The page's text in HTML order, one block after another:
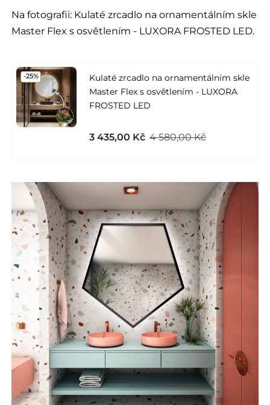
Na fotografii: Kulaté zrcadlo na ornamentálním skle
Master Flex s osvětlením - LUXORA FROSTED LED.
-25%
Kulaté zrcadlo na ornamentálním skle
Master Flex s osvětlením - LUXORA
FROSTED LED
3 435,00 Kč 4 580,00 Kč